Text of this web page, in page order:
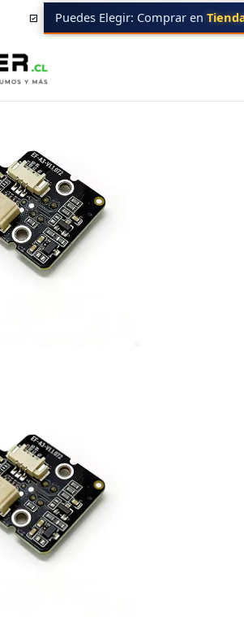
Puedes Elegir: Comprar en
Centauri Carbon 2 Placa Detectora de Filamento